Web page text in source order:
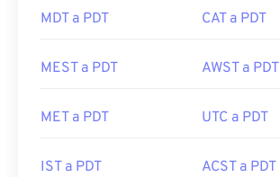
MDT a PDT CAT a PDT
MEST a PDT AWST a PDT
MET a PDT UTC a PDT
IST a PDT ACST a PDT